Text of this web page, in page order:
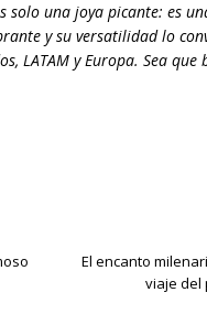
solo una joya picante: es
y su versatilidad lo
LATAM y Europa. Sea
El encanto
viaje del